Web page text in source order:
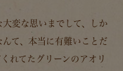
大変な思いまでして、しか
て、本当に有難いことだ
れてたグリーンのアオリ